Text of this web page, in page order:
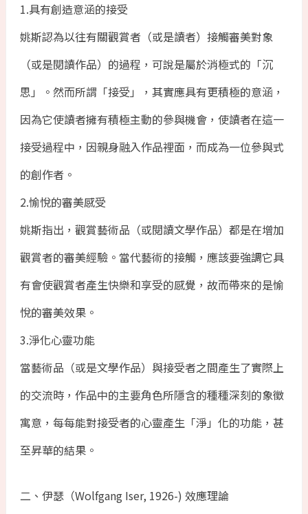
1.具有創造意涵的接受
姚斯認為以往有關觀賞者（或是讀者）接觸審美對象
（或是閱讀作品）的過程，可說是屬於消極式的「沉
思」。然而所謂「接受」，其實應具有更積極的意涵，
因為它使讀者擁有積極主動的參與機會，使讀者在這一
接受過程中，因親身融入作品裡面，而成為一位參與式
的創作者。
2.愉悅的審美感受
姚斯指出，觀賞藝術品（或閱讀文學作品）都是在增加
觀賞者的審美經驗。當代藝術的接觸，應該要強調它具
有會使觀賞者產生快樂和享受的感覺，故而帶來的是愉
悅的審美效果。
3.淨化心靈功能
當藝術品（或是文學作品）與接受者之間產生了實際上
的交流時，作品中的主要角色所隱含的種種深刻的象徵
寓意，每每能對接受者的心靈產生「淨」化的功能，甚
至昇華的結果。
二、伊瑟（Wolfgang Iser, 1926-) 效應理論